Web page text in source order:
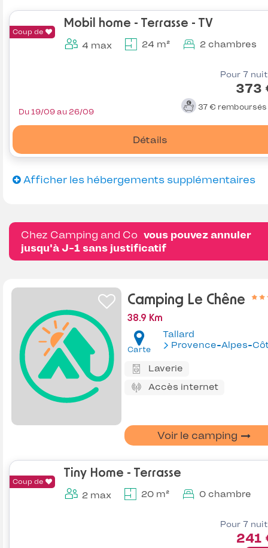
Coup de
Mobil home - Terrasse - TV
4 max 24 m² 2 chambres
Pour 7
373
37 € remboursés
Détails
Du 19/09 au 26/09
Afficher les hébergements supplémentaires
Chez Camping and Co vous pouvez annuler
jusqu'à J-1 sans justificatif
Camping Le Chêne
38.9 Km
Carte
Tallard
Provence-Alpes-Côte
Laverie
Accès internet
Voir le camping
Coup de
Tiny Home - Terrasse
2 max 20 m² 0 chambre
Pour 7
241